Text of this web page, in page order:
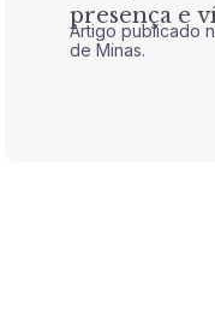
presença e
Artigo publicado
de Minas.